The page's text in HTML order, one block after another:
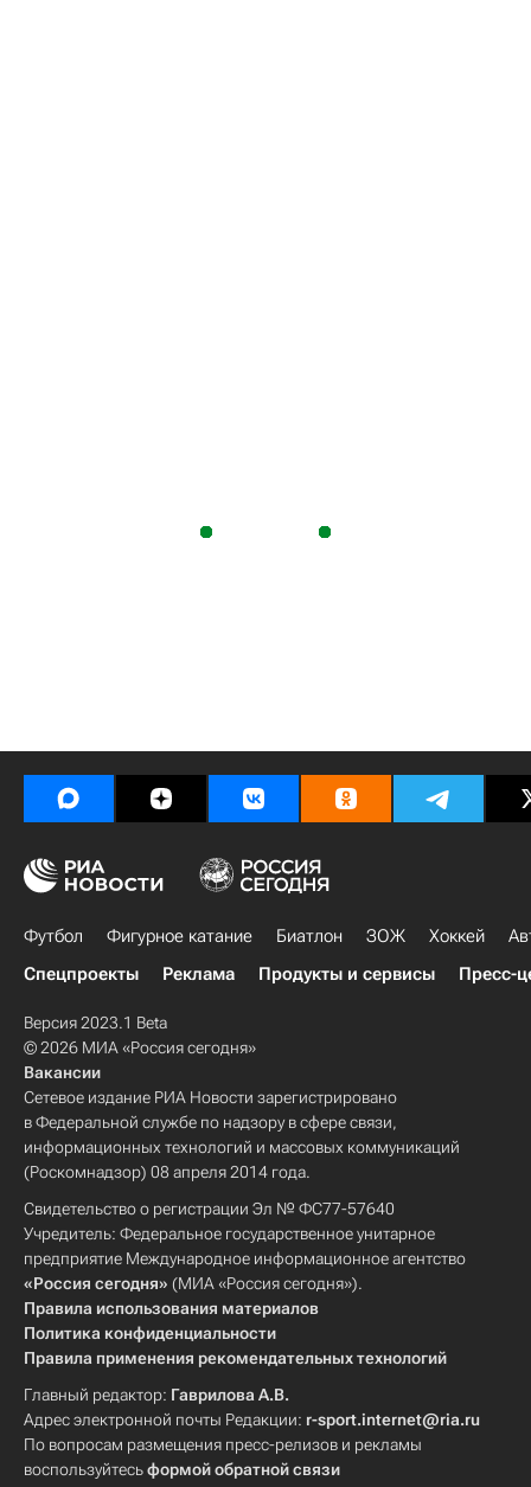
Футбол Фигурное катание Биатлон ЗОЖ Хоккей
Спецпроекты
Реклама Продукты и сервисы Пресс-
Версия 2023.1 Beta
© 2026 МИА «Россия сегодня»
Вакансии
Сетевое издание РИА Новости зарегистрировано
в Федеральной службе по надзору в сфере связи,
информационных технологий и массовых коммуникаций
(Роскомнадзор) 08 апреля 2014 года.
Свидетельство о регистрации Эл № ФС77-57640
Учредитель: Федеральное государственное унитарное
предприятие Международное информационное агентство
«Россия сегодня» (МИА «Россия сегодня»).
Правила использования материалов
Политика конфиденциальности
Правила применения рекомендательных технологий
Главный редактор: Гаврилова А.В.
Адрес электронной почты Редакции: r-sport.internet@ria.ru
По вопросам размещения пресс-релизов и рекламы
воспользуйтесьформой обратной связи